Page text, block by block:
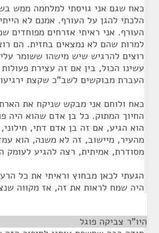
כאח שגם אני גויסתי למלחמה ממש
הלכתי להגן על העורף. אמנם לא
העורף. אני ראיתי אזרחים מפוחדים
למרות שהם לא נמצאים בחזית. הם
רוצים להרגיש שיש מישהו ששומר
עשינו הכול, בין אם זה עצירת
העברת מבוקשים לשב"כ שקצת
כאח ולוחם אני מבקש שניקח את
החיוך המתוק. כל בן אדם שהוא היה
הוא הגיע, אם זה בן אדם דתי,
מהעיר, מיישוב, זה לא משנה, הוא
מסודרת, אמיתית, רצה להגיע לעומק
הגעתי לכאן מבחוץ וראיתי את כל
היה שמח לראות את זה, אז מקווה
היו"ר צביקה פוגל